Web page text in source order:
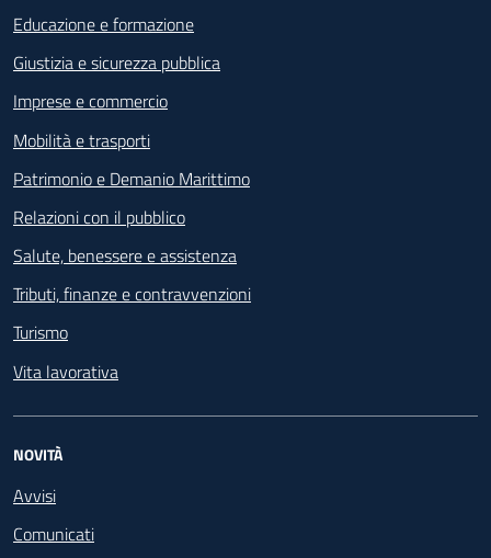
Educazione e formazione
Giustizia e sicurezza pubblica
Imprese e commercio
Mobilità e trasporti
Patrimonio e Demanio Marittimo
Relazioni con il pubblico
Salute, benessere e assistenza
Tributi, finanze e contravvenzioni
Turismo
Vita lavorativa
NOVITÀ
Avvisi
Comunicati